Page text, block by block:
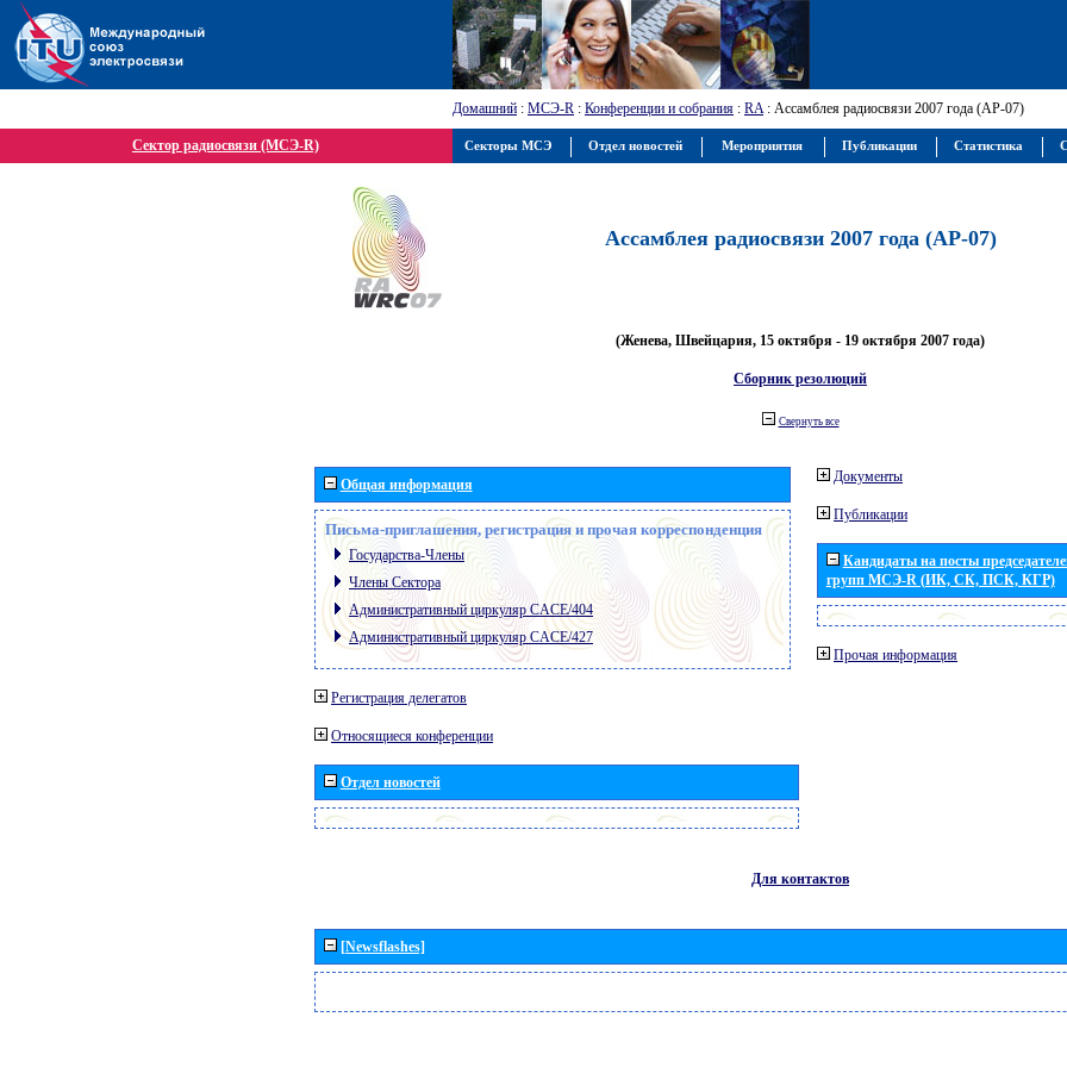
Домашний : МСЭ-R : Конференции и собрания : RA: Ассамблея радиосвязи 2007 года (АР-07)
Сектор радиосвязи (МСЭ-R)
Ассамблея радиосвязи 2007 года (АР-07)
(Женева, Швейцария, 15 октября - 19 октября 2007 года)
Сборник резолюций
Свернуть все
Общая информация
Письма-приглашения, регистрация и прочая корреспонденция
Государства-Члены
Члены Сектора
Административный циркуляр CACE/404
Административный циркуляр CACE/427
Регистрация делегатов
Относящиеся конференции
Отдел новостей
Документы
Публикации
Кандидаты на посты
групп МСЭ-R (ИК, СК, ПСК, КГР)
Прочая информация
Для контактов
[Newsflashes]
Секторы МСЭ Отдел новостей Мероприятия Публикации Статистика